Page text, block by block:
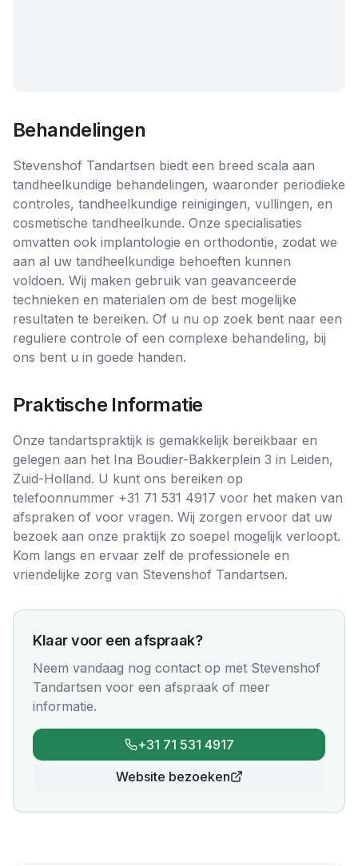
Behandelingen
Stevenshof Tandartsen biedt een breed scala aan
tandheelkundige behandelingen, waaronder periodieke
controles, tandheelkundige reinigingen, vullingen, en
cosmetische tandheelkunde. Onze specialisaties
omvatten ook implantologie en orthodontie, zodat we
aan al uw tandheelkundige behoeften kunnen
voldoen. Wij maken gebruik van geavanceerde
technieken en materialen om de best mogelijke
resultaten te bereiken. Of u nu op zoek bent naar een
reguliere controle of een complexe behandeling, bij
ons bent u in goede handen.
Praktische Informatie
Onze tandartspraktijk is gemakkelijk bereikbaar en
gelegen aan het Ina Boudier-Bakkerplein 3 in Leiden,
Zuid-Holland. U kunt ons bereiken op
telefoonnummer +31 71 531 4917 voor het maken van
afspraken of voor vragen. Wij zorgen ervoor dat uw
bezoek aan onze praktijk zo soepel mogelijk verloopt.
Kom langs en ervaar zelf de professionele en
vriendelijke zorg van Stevenshof Tandartsen.
Klaar voor een afspraak?
Neem vandaag nog contact op met Stevenshof
Tandartsen voor een afspraak of meer
informatie.
+31 71 531 4917
Website bezoeken